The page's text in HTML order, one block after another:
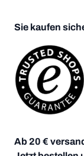
Sie kaufen
Ab 20 €